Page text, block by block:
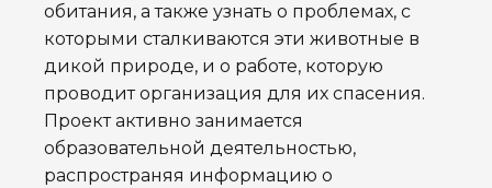
обитания, а также узнать о проблемах, с
которыми сталкиваются эти животные в
дикой природе, и о работе, которую
проводит организация для их спасения.
Проект активно занимается
образовательной деятельностью,
распространяя информацию о